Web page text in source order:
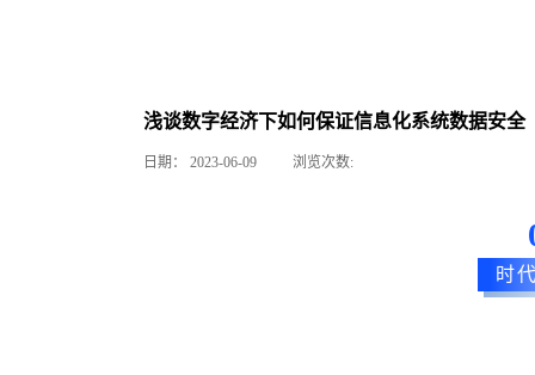
浅谈数字经济下如何保证信息化系统数据安全
日期： 2023-06-09 浏览次数:
时